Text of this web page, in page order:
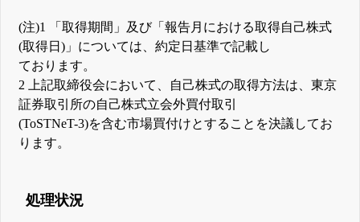
(注)1 「取得期間」及び「報告月における取得自己株式
(取得日)」については、約定日基準で記載し
ております。
2 上記取締役会において、自己株式の取得方法は、東京
証券取引所の自己株式立会外買付取引
(ToSTNeT-3)を含む市場買付けとすることを決議してお
ります。
処理状況